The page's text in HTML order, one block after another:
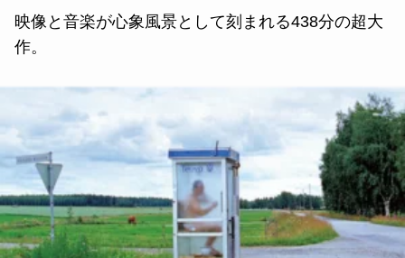
映像と音楽が心象風景として刻まれる438分の超大
作。